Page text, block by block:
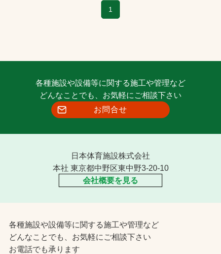
1
各種施設や設備等に関する施工や管理など
どんなことでも、お気軽にご相談下さい
お問合せ
日本体育施設株式会社
本社 東京都中野区東中野3-20-10
会社概要を見る
各種施設や設備等に関する施工や管理など
どんなことでも、お気軽にご相談下さい
お電話でも承ります